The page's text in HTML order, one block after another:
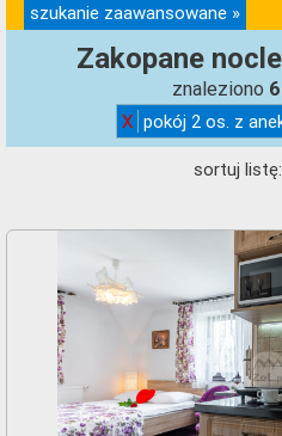
szukanie zaawansowane »
Zakopane
znaleziono 6
X pokój 2 os. z
sortuj listę: